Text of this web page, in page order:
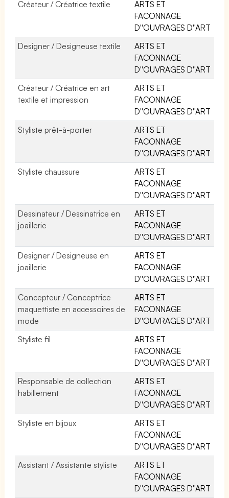
Créateur / Créatrice textile
ARTS ET
FACONNAGE
D''OUVRAGES D''ART
Designer / Designeuse textile
ARTS ET
FACONNAGE
D''OUVRAGES D''ART
Créateur / Créatrice en art
textile et impression
ARTS ET
FACONNAGE
D''OUVRAGES D''ART
Styliste prêt-à-porter
ARTS ET
FACONNAGE
D''OUVRAGES D''ART
Styliste chaussure
ARTS ET
FACONNAGE
D''OUVRAGES D''ART
Dessinateur / Dessinatrice en
joaillerie
ARTS ET
FACONNAGE
D''OUVRAGES D''ART
Designer / Designeuse en
joaillerie
ARTS ET
FACONNAGE
D''OUVRAGES D''ART
Concepteur / Conceptrice
maquettiste en accessoires de
mode
ARTS ET
FACONNAGE
D''OUVRAGES D''ART
Styliste fil
ARTS ET
FACONNAGE
D''OUVRAGES D''ART
Responsable de collection
habillement
ARTS ET
FACONNAGE
D''OUVRAGES D''ART
Styliste en bijoux
ARTS ET
FACONNAGE
D''OUVRAGES D''ART
Assistant / Assistante styliste
ARTS ET
FACONNAGE
D''OUVRAGES D''ART